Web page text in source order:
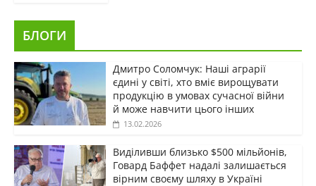
БЛОГИ
Дмитро Соломчук: Наші аграрії
єдині у світі, хто вміє вирощувати
продукцію в умовах сучасної війни
й може навчити цього інших
13.02.2026
Виділивши близько $500 мільйонів,
Говард Баффет надалі залишається
вірним своєму шляху в Україні